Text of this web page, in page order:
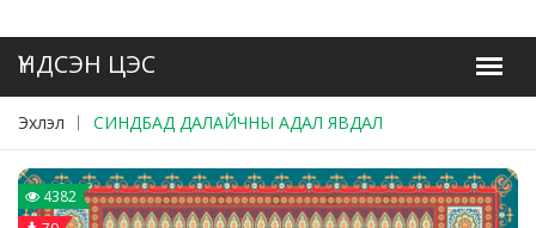
Эхлэл СИНДБАД ДАЛАЙЧНЫ АДАЛ ЯВДАЛ
4382